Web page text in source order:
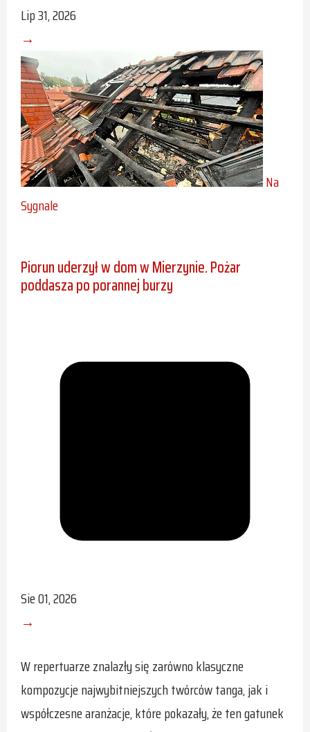
Lip 31, 2026
→
Na
Sygnale
Piorun uderzył w dom w Mierzynie. Pożar
poddasza po porannej burzy
Sie 01, 2026
→
W repertuarze znalazły się zarówno klasyczne
kompozycje najwybitniejszych twórców tanga, jak i
współczesne aranżacje, które pokazały, że ten gatunek